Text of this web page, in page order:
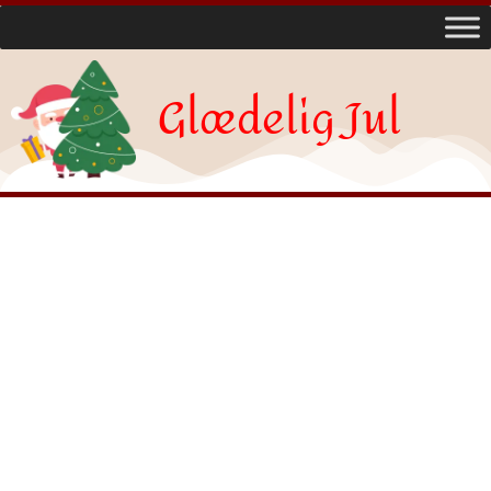
Glædelig Jul